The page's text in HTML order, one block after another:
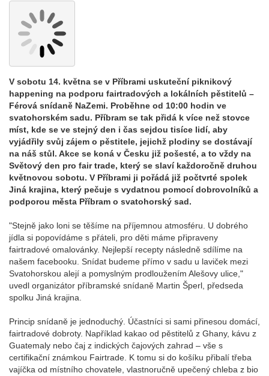
V sobotu 14. května se v Příbrami uskuteční piknikový
happening na podporu fairtradových a lokálních pěstitelů –
Férová snídaně NaZemi. Proběhne od 10:00 hodin ve
svatohorském sadu. Příbram se tak přidá k více než stovce
míst, kde se ve stejný den i čas sejdou tisíce lidí, aby
vyjádřily svůj zájem o pěstitele, jejichž plodiny se dostávají
na náš stůl. Akce se koná v Česku již pošesté, a to vždy na
Světový den pro fair trade, který se slaví každoročně druhou
květnovou sobotu. V Příbrami ji pořádá již počtvrté spolek
Jiná krajina, který pečuje s vydatnou pomocí dobrovolníků a
podporou města Příbram o svatohorský sad.
"Stejně jako loni se těšíme na příjemnou atmosféru. U dobrého
jídla si popovídáme s přáteli, pro děti máme připraveny
fairtradové omalovánky. Nejlepší recepty následně sdílíme na
našem facebooku. Snídat budeme přímo v sadu u laviček mezi
Svatohorskou alejí a pomyslným prodloužením Alešovy ulice,"
uvedl organizátor příbramské snídaně Martin Šperl, předseda
spolku Jiná krajina.
Princip snídaně je jednoduchý. Účastníci si sami přinesou domácí,
fairtradové dobroty. Například kakao od pěstitelů z Ghany, kávu z
Guatemaly nebo čaj z indických čajových zahrad – vše s
certifikační známkou Fairtrade. K tomu si do košíku přibalí třeba
vajíčka od místního chovatele, vlastnoručně upečený chleba z bio